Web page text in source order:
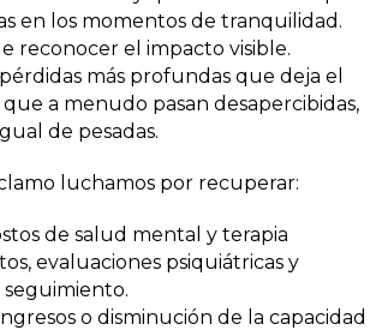
en los momentos de tranquilidad.
reconocer el impacto visible.
más profundas que deja el
a menudo pasan desapercibidas,
de pesadas.
luchamos por recuperar:
de salud mental y terapia
evaluaciones psiquiátricas y
o disminución de la capacidad